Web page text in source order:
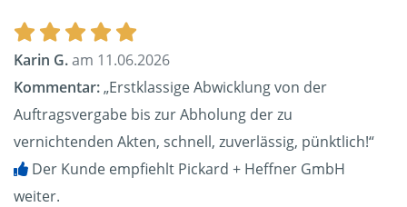
Karin G.am 11.06.2026
Kommentar:„Erstklassige Abwicklung von der
Auftragsvergabe bis zur Abholung der zu
vernichtenden Akten, schnell, zuverlässig, pünktlich!“
Der Kunde empfiehlt Pickard + Heffner GmbH
weiter.